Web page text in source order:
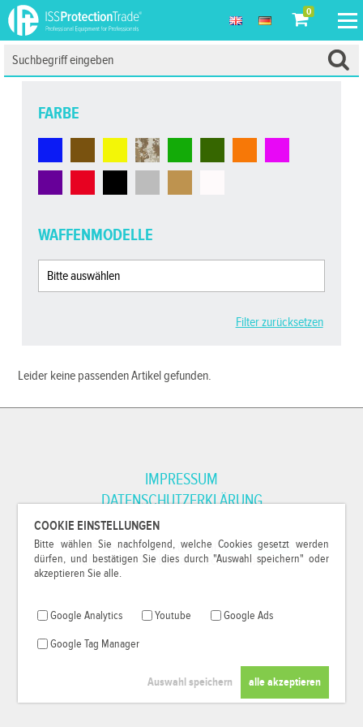
COOKIE EINSTELLUNGEN
Bitte wählen Sie nachfolgend, welche Cookies gesetzt werden
dürfen, und bestätigen Sie dies durch "Auswahl speichern" oder
akzeptieren Sie alle.
Google Analytics Youtube Google Ads
Google Tag Manager
0
FARBE
WAFFENMODELLE
Filter zurücksetzen
Leider keine passenden Artikel gefunden.
IMPRESSUM
DATENSCHUTZERKLÄRUNG
*Alle Preise inkl. MwSt. und zzgl.Versandkosten
© 2000-2026 79Pixel, alle Rechte vorbehalten.